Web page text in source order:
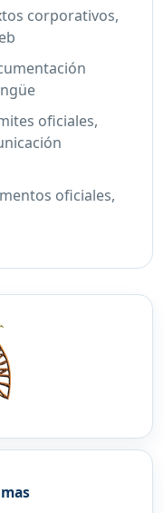
corporativos,
oficiales,
oficiales,